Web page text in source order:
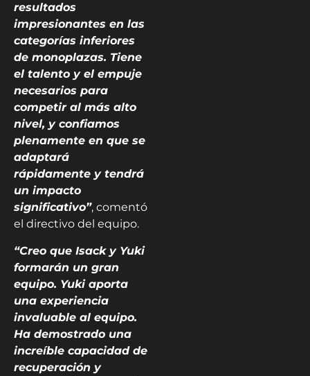
resultados
impresionantes en las
categorías inferiores
de monoplazas. Tiene
el talento y el empuje
necesarios para
competir al más alto
nivel, y confiamos
plenamente en que se
adaptará
rápidamente y tendrá
un impacto
significativo”, comentó
el directivo del equipo.
“Creo que Isack y Yuki
formarán un gran
equipo. Yuki aporta
una experiencia
invaluable al equipo.
Ha demostrado una
increíble capacidad de
recuperación y